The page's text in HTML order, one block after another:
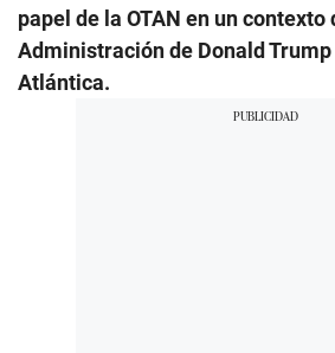
papel de la OTAN en un
Administración de Donald
Atlántica.